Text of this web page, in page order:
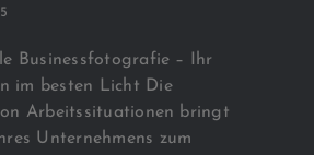
Businessfotografie – Ihr
im besten Licht Die
Arbeitssituationen bringt
Unternehmens zum